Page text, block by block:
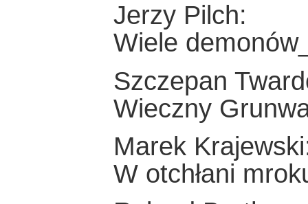
Jerzy Pilch:
Wiele
Szczepan
Wieczny
Marek
W otchłani